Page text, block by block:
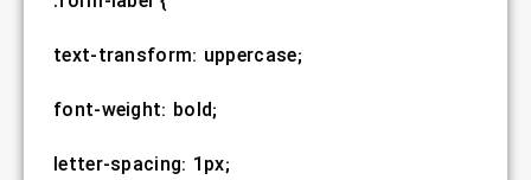
text-transform: uppercase;
font-weight: bold;
letter-spacing: 1px;